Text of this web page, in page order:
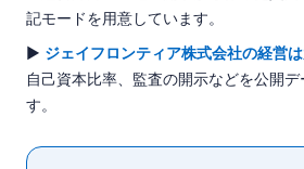
記モードを用意しています。
▶ ジェイフロンティア株式会社の経営
自己資本比率、監査の開示などを公開
す。